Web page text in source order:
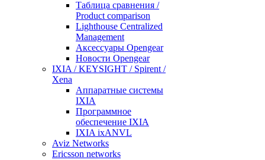
Таблица сравнения /
Product comparison
Lighthouse Centralized
Management
Аксессуары Opengear
Новости Opengear
IXIA / KEYSIGHT / Spirent /
Xena
Аппаратные системы
IXIA
Программное
обеспечение IXIA
IXIA ixANVL
Aviz Networks
Ericsson networks